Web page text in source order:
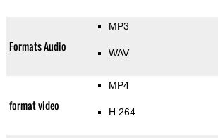
Formats Audio
MP3
WAV
format video
MP4
H.264